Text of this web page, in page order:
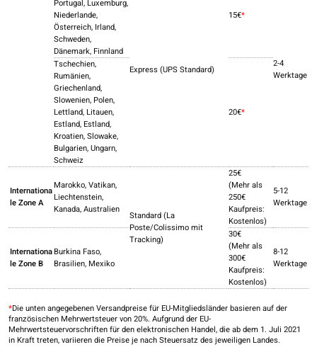
Portugal, Luxemburg,
Niederlande,
Österreich, Irland,
Schweden,
Dänemark, Finnland
Express (UPS Standard)
15€*
2-4
Werktage
Tschechien,
Rumänien,
Griechenland,
Slowenien, Polen,
Lettland, Litauen,
Estland, Estland,
Kroatien, Slowake,
Bulgarien, Ungarn,
Schweiz
20€*
Internationa
le Zone A
Marokko, Vatikan,
Liechtenstein,
Kanada, Australien
Standard (La
Poste/Colissimo mit
Tracking)
25€
(Mehr als
250€
Kaufpreis:
Kostenlos)
5-12
Werktage
Internationa
le Zone B
Burkina Faso,
Brasilien, Mexiko
30€
(Mehr als
300€
Kaufpreis:
Kostenlos)
8-12
Werktage
*Die unten angegebenen Versandpreise für EU-Mitgliedsländer basieren auf der
französischen Mehrwertsteuer von 20%. Aufgrund der EU-
Mehrwertsteuervorschriften für den elektronischen Handel, die ab dem 1. Juli 2021
in Kraft treten, variieren die Preise je nach Steuersatz des jeweiligen Landes.